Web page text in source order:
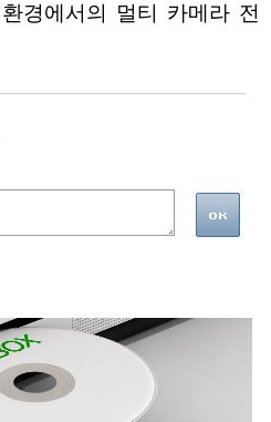
경에서의 멀티 카메라 전